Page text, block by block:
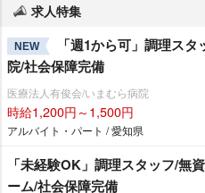
求人特集
NEW
「週1から可」調理ス
院/社会保障完備
医療法人有俊会/いまむら病院
時給1,200円～1,500円
アルバイト・パート / 愛知県
「未経験OK」調理スタッフ/無
ーム/社会保障完備